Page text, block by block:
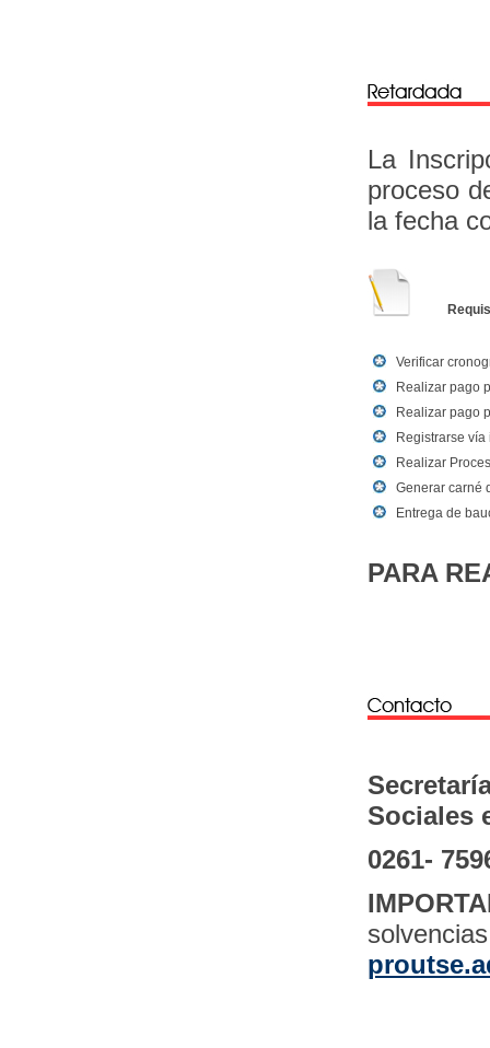
La
proceso
la fecha
Verificar
Realizar pago
Realizar pago
Registrarse
Realizar
Generar carné
Entrega de
PARA
Sociales
0261-